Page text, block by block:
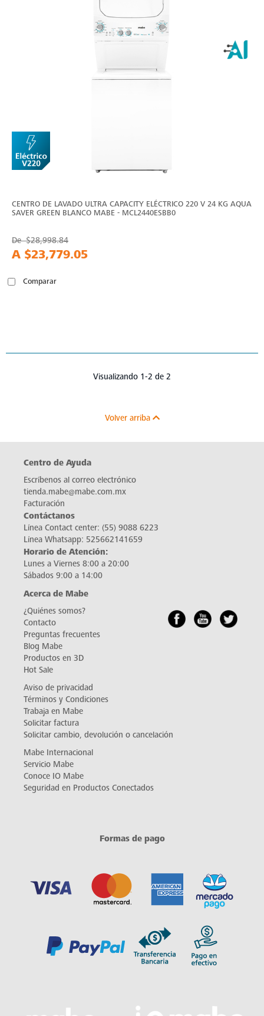
CENTRO DE LAVADO ULTRA CAPACITY ELÉCTRICO 220 V 24 KG AQUA
SAVER GREEN BLANCO MABE - MCL2440ESBB0
De$28,998.84
A $23,779.05
Comparar
Visualizando 1-2 de 2
Volver arriba
Centro de Ayuda
Escríbenos al correo electrónico
tienda.mabe@mabe.com.mx
Facturación
Contáctanos
Línea Contact center: (55) 9088 6223
Línea Whatsapp: 525662141659
Horario de Atención:
Lunes a Viernes 8:00 a 20:00
Sábados 9:00 a 14:00
Acerca de Mabe
¿Quiénes somos?
Contacto
Preguntas frecuentes
Blog Mabe
Productos en 3D
Hot Sale
Aviso de privacidad
Términos y Condiciones
Trabaja en Mabe
Solicitar factura
Solicitar cambio, devolución o cancelación
Mabe Internacional
Servicio Mabe
Conoce IO Mabe
Seguridad en Productos Conectados
Formas de pago